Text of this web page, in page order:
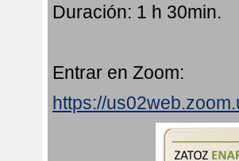
Duración: 1 h 30min.
Entrar en Zoom:
https://